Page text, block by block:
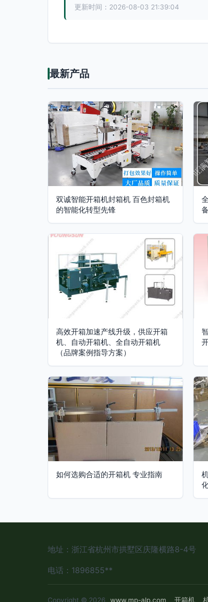
更新时间：2026-08-03 21:39:04
最新产品
双诚智能开箱机封箱机 百色封箱机
的智能化转型先锋
高效开箱加速产线升级，供应开箱
机、自动开箱机、全自动开箱机
（品牌案例指导方案）
如何选购合适的开箱机 专业指南
地址：浙江省杭州市拱墅区庆隆横路8-4号
电话：1896855**
Copyright © 2026 www.mp-alp.com 开箱机